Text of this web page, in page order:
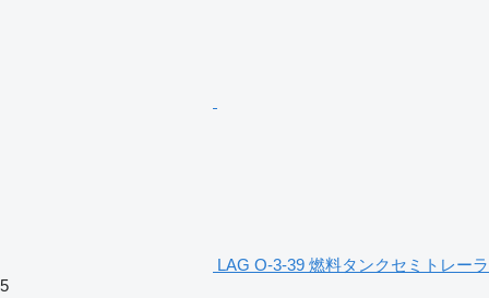
LAG O-3-39 燃料タンクセミトレーラ
5